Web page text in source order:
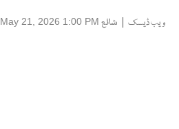
ویب ڈیسک | شائع May 21, 2026 1:00 PM